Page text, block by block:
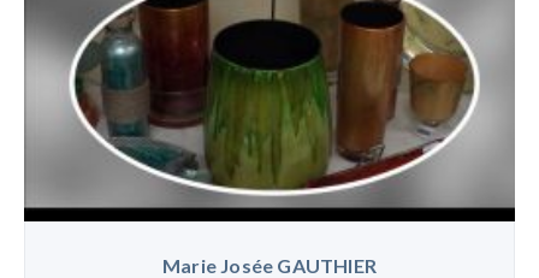
Marie Josée GAUTHIER